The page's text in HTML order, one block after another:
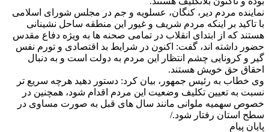
نماینده مردم دیر، کنگان، عسلویه و جم در مجلس شورای اسلامی
با تاکید بر اینکه مردم شریف و غیور این منطقه ساحل نشینانی
هستند که از ابتدای انقلاب در تمامی صحنه ها به ویژه دفاع مقدس
حضور داشته اند، گفت: اکنون در شرایط بد اقتصادی و تورم نفس
گیر و کرونایی چشم انتظار این مردم به دولت است و به دنبال
احقاق حق خویش هستند.
وی خطاب به رئیس جمهور، بیان کرد: دستور دهید هرچه سریع تر
نسبت به تعیین تکلیف وضعیت این مردم اقدام شود، همچنین در
خصوص سهمیه ملوانی مانند سال های قبل به صورت مساوی در
سطح استان رفتار شود./
پایان پیام